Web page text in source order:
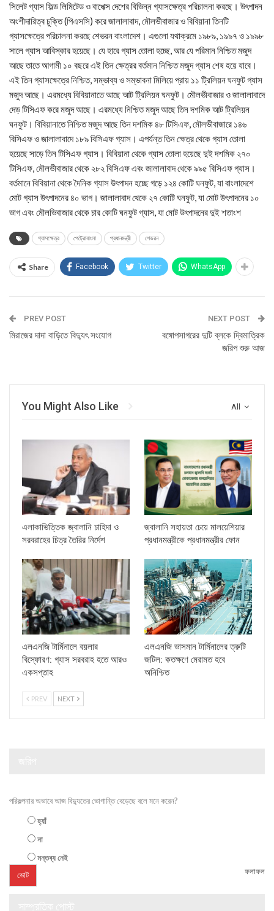
সিলেট গ্যাস ফিল্ড লিমিটেড ও বাপেক্স দেশের বিভিন্ন গ্যাসক্ষেত্র পরিচালনা করছে। উৎপাদন
অংশীদারিত্ব চুক্তি (পিএসসি) করে জালালাবাদ, মৌলভীবাজার ও বিবিয়ানা তিনটি
গ্যাসক্ষেত্রে পরিচালনা করছে শেভরন বাংলাদেশ। এগুলো যথাক্রমে ১৯৮৯, ১৯৯৭ ও ১৯৯৮
সালে গ্যাস আবিস্কার হয়েছে। যে হারে গ্যাস তোলা হচ্ছে, আর যে পরিমান নিশ্চিত মজুদ
আছে তাতে আগামী ১০ বছরে এই তিন ক্ষেত্রর বর্তমান নিশ্চিত মজুদ গ্যাস শেষ হয়ে যাবে।
এই তিন গ্যাসক্ষেত্রে নিশ্চিত, সম্ভাব্য ও সম্ভাবনা মিলিয়ে প্রায় ১১ ট্রিলিয়ন ঘনফুট গ্যাস
মজুদ আছে। এরমধ্যে বিবিয়ানাতে আছে আট ট্রিলিয়ন ঘনফুট। মৌলভীবাজার ও জালালাবাদে
দেড় টিসিএফ করে মজুদ আছে। এরমধ্যে নিশ্চিত মজুদ আছে তিন দশমিক আট ট্রিলিয়ন
ঘনফুট। বিবিয়ানাতে নিশ্চিত মজুদ আছে তিন দশমিক ৪৮ টিসিএফ, মৌলভীবাজারে ১৪৬
বিসিএফ ও জালালাবাদে ১৮৯ বিসিএফ গ্যাস। এপর্যন্ত তিন ক্ষেত্র থেকে গ্যাস তোলা
হয়েছে সাড়ে তিন টিসিএফ গ্যাস। বিবিয়ানা থেকে গ্যাস তোলা হয়েছে দুই দশমিক ২৭০
টিসিএফ, মৌলভীবাজার থেকে ২৮২ বিসিএফ এবং জালালাবাদ থেকে ৯৯৫ বিসিএফ গ্যাস।
বর্তমানে বিবিয়ানা থেকে দৈনিক গ্যাস উৎপাদন হচ্ছে গড়ে ১২৪ কোটি ঘনফুট, যা বাংলাদেশে
মোট গ্যাস উৎপাদনের ৪০ ভাগ। জালালাবাদ থেকে ২৭ কোটি ঘনফুট, যা মোট উৎপাদনের ১০
ভাগ এবং মৌলভিবাজার থেকে চার কোটি ঘনফুট গ্যাস, যা মোট উৎপাদনের দুই শতাংশ
গ্যাসক্ষেত্র পেট্রোবাংলা প্রধানমন্ত্রী শেভরন
Share Facebook Twitter WhatsApp
PREV POST
মিরাজের দাদা বাড়িতে বিদ্যুৎ সংযোগ
NEXT POST
বঙ্গোপসাগরের দুটি ব্লকে দ্বিমাত্রিক
জরিপ শুরু আজ
All
You Might Also Like
এলাকাভিত্তিক জ্বালানি চাহিদা ও
সরবরাহের চিত্র তৈরির নির্দেশ
জ্বালানি সহায়তা চেয়ে মালয়েশিয়ার
প্রধানমন্ত্রীকে প্রধানমন্ত্রীর ফোন
এলএনজি টার্মিনালে বয়লার
বিস্ফোরণ: গ্যাস সরবরাহ হতে আরও
একসপ্তাহ
এলএনজি ভাসমান টার্মিনালের ত্রুটি
জটিল: কতক্ষণে মেরামত হবে
অনিশ্চিত
PREV NEXT
পরিকল্পনার অভাবে আজ বিদ্যুতের ভোগান্তি বেড়েছে বলে মনে করেন?
হ্যাঁ
না
মন্তব্য নেই
ফলাফল